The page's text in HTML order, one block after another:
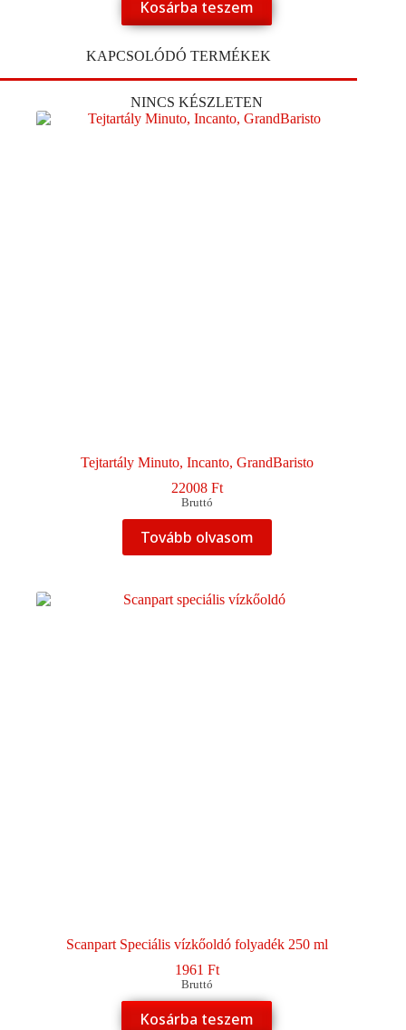
Kosárba teszem
KAPCSOLÓDÓ TERMÉKEK
NINCS KÉSZLETEN
Tejtartály Minuto, Incanto, GrandBaristo
22008 Ft
Bruttó
Tovább olvasom
Scanpart Speciális vízkőoldó folyadék 250 ml
1961 Ft
Bruttó
Kosárba teszem